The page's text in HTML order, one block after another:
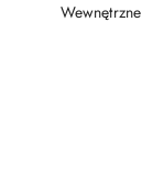
Wewnętrzne